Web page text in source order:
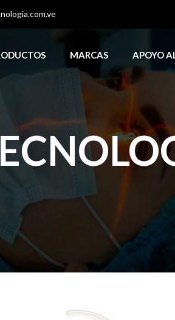
MARCAS APOYO